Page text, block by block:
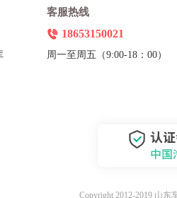
客服热线
18653150021
周一至周五（9:00-18：00）
Copyright 2012-2019 山东